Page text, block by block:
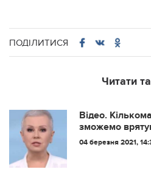
ПОДІЛИТИСЯ
Читати
Відео.
змoжeмo
лiки вiд paку –
04 березня 2021,